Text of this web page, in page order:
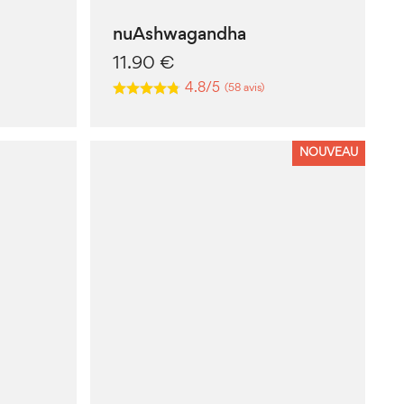
nuAshwagandha
11.90€
4.8/5 (58 avis)
NOUVEAU